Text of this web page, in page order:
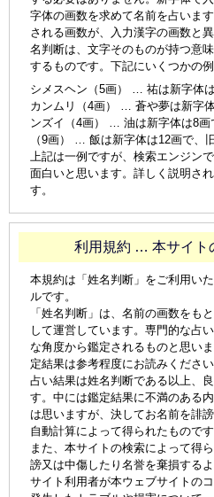
字体の画数を求めて名前を占いま
される画数が、入力漢字の画数と
名判断は、文字そのものが持つ意
するものです。下記にいくつかの例
シメスヘン（5画） … 祐は新字体
カンムリ（4画） … 蒼や夢は新字
ンズイ（4画） … 油は新字体は8画
（9画） … 飯は新字体は12画で、
上記は一例ですが、検索エンジン
面白いと思います。詳しく説明さ
す。
利用規約 … 本サイト
本規約は「姓名判断」をご利用い
ルです。
「姓名判断」は、名前の画数をも
して運営しています。専門的な占
な角度から鑑定されるものと思い
定結果は参考程度にお読みください
占い結果は姓名判断である以上、
す。中には鑑定結果に不満のある
は思いますが、決してお名前を誹
自動計算によって得られたものです
また、本サイトの検索によって得
謗又は中傷したり名誉を棄損する
サイト利用者が本ウェブサイトの